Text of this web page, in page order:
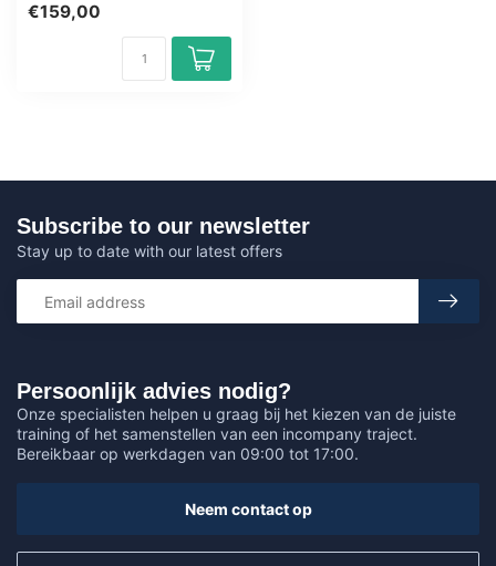
online, 1 year ...
€159,00
Persoonlijk advies nodig?
Onze specialisten helpen u graag bij het kiezen van de juiste
training of het samenstellen van een incompany traject.
Bereikbaar op werkdagen van 09:00 tot 17:00.
Neem contact op
Subscribe to our newsletter
Stay up to date with our latest offers